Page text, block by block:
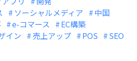
ソーシャルメディア
中国
e-コマース
EC構築
イン 売上アップ POS
SEO